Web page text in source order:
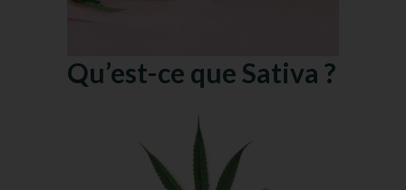
Qu’est-ce que Sativa ?